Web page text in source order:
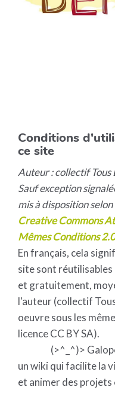
Conditions
ce site
Auteur : collectif Tous
Sauf exception
mis à disposition
Creative Commons
Mêmes Conditions
En français, cela
site sont
et gratuitement,
l'auteur (collectif
oeuvre sous les
licence CC BY SA).
(>^_^)>
un wiki qui facilite la
et animer des